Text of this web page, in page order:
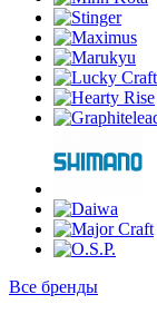
Все бренды